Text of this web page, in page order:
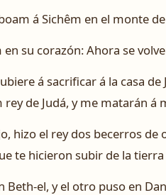
á Sichêm en el monte
en su corazón: Ahora se
á sacrificar á la casa
de Judá, y me matarán á
hizo el rey dos becerros
te hicieron subir de la
Beth-el, y el otro puso en